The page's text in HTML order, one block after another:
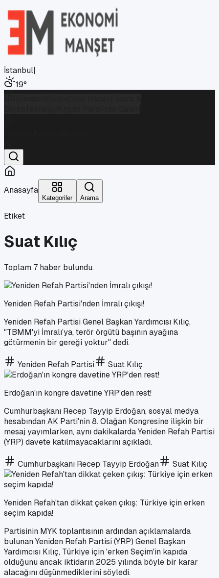
İstanbul|
19°
Anasayfa
Kategoriler Arama
Etiket
Suat Kılıç
Toplam 7 haber bulundu.
Yeniden Refah Partisi'nden İmralı çıkışı!
Yeniden Refah Partisi Genel Başkan Yardımcısı Kılıç,
"TBMM'yi İmralı’ya, terör örgütü başının ayağına
götürmenin bir gereği yoktur" dedi.
Yeniden Refah Partisi Suat Kılıç
Erdoğan'ın kongre davetine YRP'den rest!
Cumhurbaşkanı Recep Tayyip Erdoğan, sosyal medya
hesabından AK Parti'nin 8. Olağan Kongresine ilişkin bir
mesaj yayımlarken, aynı dakikalarda Yeniden Refah Partisi
(YRP) davete katılmayacaklarını açıkladı.
Cumhurbaşkanı Recep Tayyip Erdoğan Suat Kılıç
Yeniden Refah'tan dikkat çeken çıkış: Türkiye için erken
seçim kapıda!
Partisinin MYK toplantısının ardından açıklamalarda
bulunan Yeniden Refah Partisi (YRP) Genel Başkan
Yardımcısı Kılıç, Türkiye için 'erken Seçim'in kapıda
olduğunu ancak iktidarın 2025 yılında böyle bir karar
alacağını düşünmediklerini söyledi.